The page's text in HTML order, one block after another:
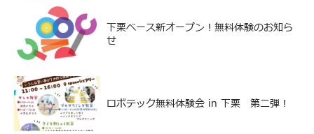
下栗ベース新オープン！無料体験のお知ら
せ
ロボテック無料体験会 in 下栗 第二弾！